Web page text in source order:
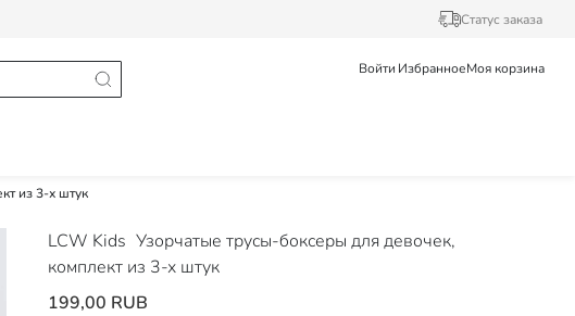
Статус заказа
Войти ИзбранноеМоя корзина
из 3-х штук
LCW Kids Узорчатые трусы-боксеры для девочек,
комплект из 3-х штук
199,00 RUB